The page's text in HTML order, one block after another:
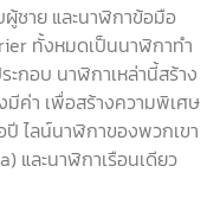
ชาย และนาฬิกาข้อมือ
ทั้งหมดเป็นนาฬิกาทำ
ะกอบ นาฬิกาเหล่านี้สร้าง
มีค่า เพื่อสร้างความพิเศษ
ไลน์นาฬิกาของพวกเขา
และนาฬิกาเรือนเดียว